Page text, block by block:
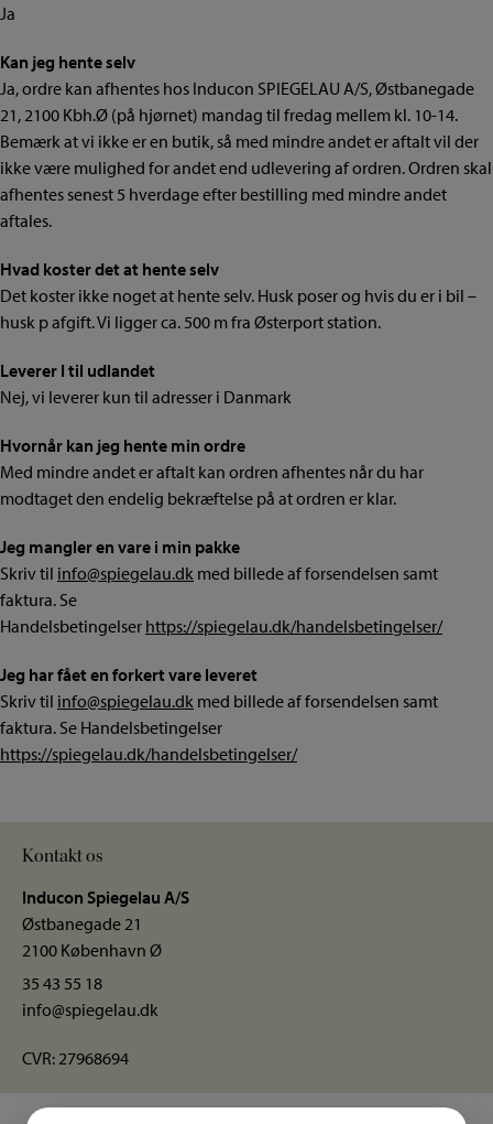
Ja
Kan jeg hente selv
Ja, ordre kan afhentes hos Inducon SPIEGELAU A/S, Østbanegade
21, 2100 Kbh.Ø (på hjørnet) mandag til fredag mellem kl. 10-14.
Bemærk at vi ikke er en butik, så med mindre andet er aftalt vil der
ikke være mulighed for andet end udlevering af ordren. Ordren skal
afhentes senest 5 hverdage efter bestilling med mindre andet
aftales.
Hvad koster det at hente selv
Det koster ikke noget at hente selv. Husk poser og hvis du er i bil –
husk p afgift. Vi ligger ca. 500 m fra Østerport station.
Leverer I til udlandet
Nej, vi leverer kun til adresser i Danmark
Hvornår kan jeg hente min ordre
Med mindre andet er aftalt kan ordren afhentes når du har
modtaget den endelig bekræftelse på at ordren er klar.
Jeg mangler en vare i min pakke
Skriv til info@spiegelau.dk med billede af forsendelsen samt
faktura. Se
Handelsbetingelser https://spiegelau.dk/handelsbetingelser/
Jeg har fået en forkert vare leveret
Skriv til info@spiegelau.dk med billede af forsendelsen samt
faktura. Se Handelsbetingelser
https://spiegelau.dk/handelsbetingelser/
Kontakt os
Inducon Spiegelau A/S
Østbanegade 21
2100 København Ø
35 43 55 18
info@spiegelau.dk
CVR: 27968694